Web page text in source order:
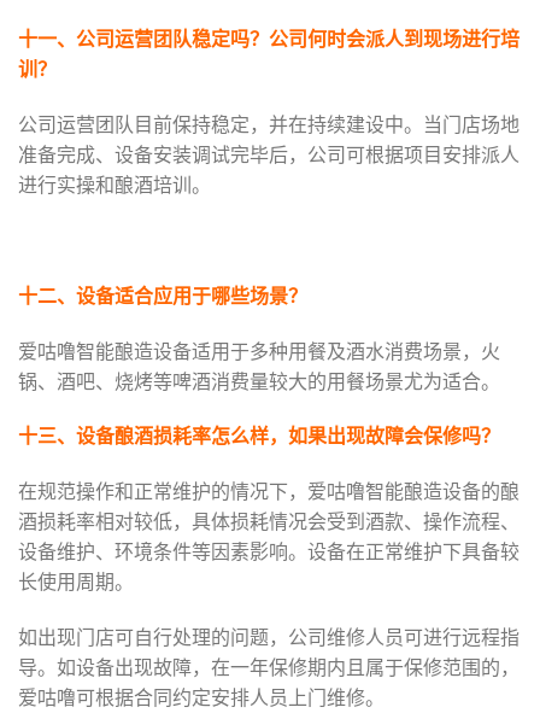
十一、公司运营团队稳定吗？公司何时会派人到现场进行培
训？
公司运营团队目前保持稳定，并在持续建设中。当门店场地
准备完成、设备安装调试完毕后，公司可根据项目安排派人
进行实操和酿酒培训。
十二、设备适合应用于哪些场景？
爱咕噜智能酿造设备适用于多种用餐及酒水消费场景，火
锅、酒吧、烧烤等啤酒消费量较大的用餐场景尤为适合。
十三、设备酿酒损耗率怎么样，如果出现故障会保修吗？
在规范操作和正常维护的情况下，爱咕噜智能酿造设备的酿
酒损耗率相对较低，具体损耗情况会受到酒款、操作流程、
设备维护、环境条件等因素影响。设备在正常维护下具备较
长使用周期。
如出现门店可自行处理的问题，公司维修人员可进行远程指
导。如设备出现故障，在一年保修期内且属于保修范围的，
爱咕噜可根据合同约定安排人员上门维修。